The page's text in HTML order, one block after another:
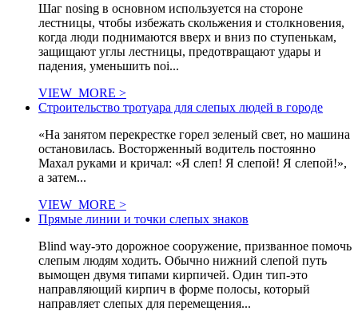
Шаг nosing в основном используется на стороне
лестницы, чтобы избежать скольжения и столкновения,
когда люди поднимаются вверх и вниз по ступенькам,
защищают углы лестницы, предотвращают удары и
падения, уменьшить noi...
VIEW_MORE >
Строительство тротуара для слепых людей в городе
«На занятом перекрестке горел зеленый свет, но машина
остановилась. Восторженный водитель постоянно
Махал руками и кричал: «Я слеп! Я слепой! Я слепой!»,
а затем...
VIEW_MORE >
Прямые линии и точки слепых знаков
Blind way-это дорожное сооружение, призванное помочь
слепым людям ходить. Обычно нижний слепой путь
вымощен двумя типами кирпичей. Один тип-это
направляющий кирпич в форме полосы, который
направляет слепых для перемещения...